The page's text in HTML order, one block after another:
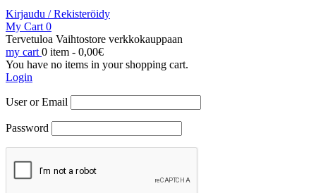
Kirjaudu / Rekisteröidy
My Cart 0
Tervetuloa Vaihtostore verkkokauppaan
my cart 0 item - 0,00€
You have no items in your shopping cart.
Login
User or Email
Password